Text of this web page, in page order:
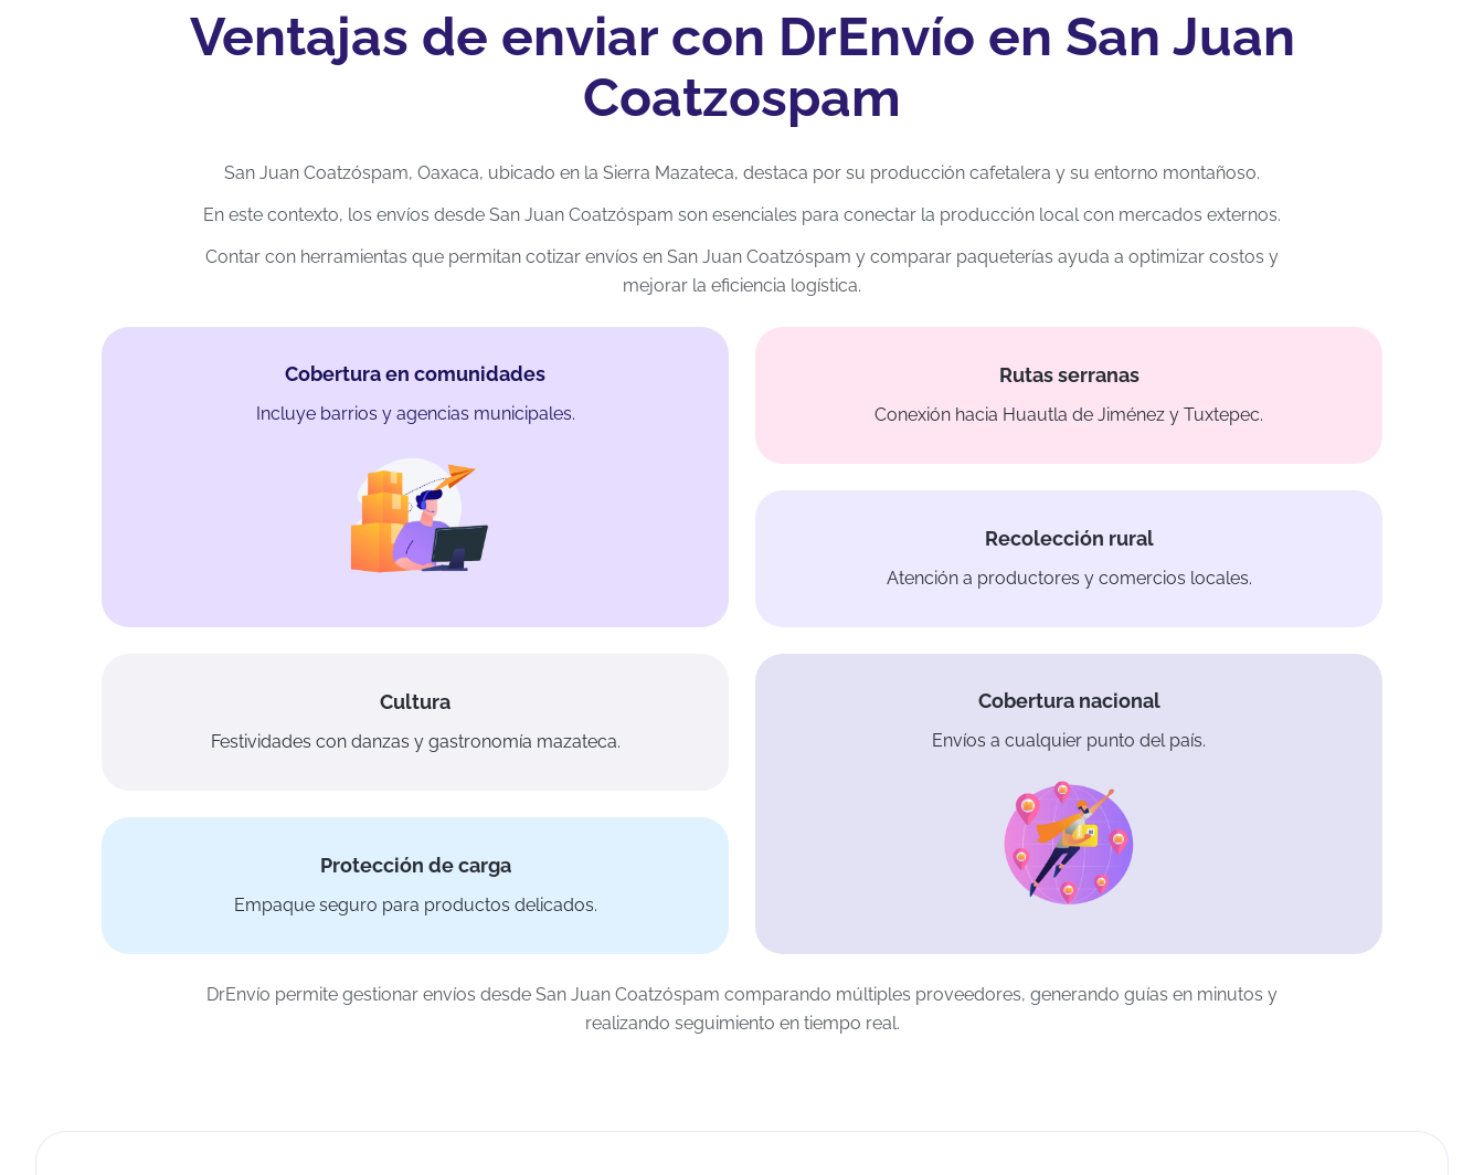
Ventajas de enviar con DrEnvío en San Juan
Coatzospam
San Juan Coatzóspam, Oaxaca, ubicado en la Sierra Mazateca, destaca por su producción cafetalera y su entorno montañoso.
En este contexto, los envíos desde San Juan Coatzóspam son esenciales para conectar la producción local con mercados externos.
Contar con herramientas que permitan cotizar envíos en San Juan Coatzóspam y comparar paqueterías ayuda a optimizar costos y
mejorar la eficiencia logística.
Cobertura en comunidades
Incluye barrios y agencias municipales.
Rutas serranas
Conexión hacia Huautla de Jiménez y Tuxtepec.
Recolección rural
Atención a productores y comercios locales.
Cultura
Festividades con danzas y gastronomía mazateca.
Cobertura nacional
Envíos a cualquier punto del país.
Protección de carga
Empaque seguro para productos delicados.
DrEnvío permite gestionar envíos desde San Juan Coatzóspam comparando múltiples proveedores, generando guías en minutos y
realizando seguimiento en tiempo real.